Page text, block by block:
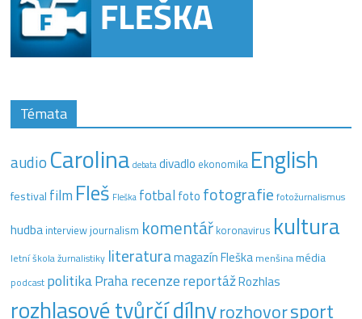
Témata
audio Carolina debata divadlo ekonomika English
festival film Fleš Fleška fotbal foto fotografie fotožurnalismus
hudba interview journalism komentář koronavirus kultura
letní škola žurnalistiky literaturamagazín Fleška menšinamédia
podcast politikaPraharecenzereportážRozhlas
rozhlasové tvůrčí dílnyrozhovorsport